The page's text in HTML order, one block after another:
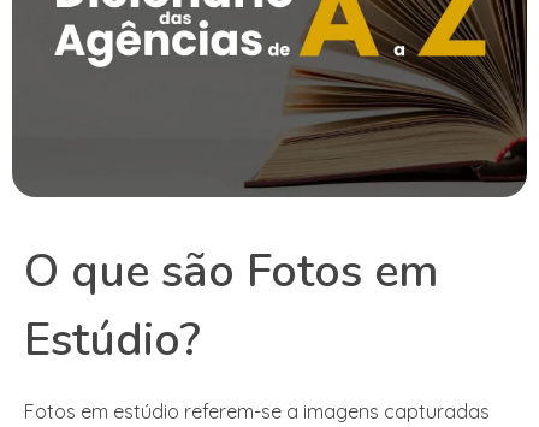
O que são Fotos em
Estúdio?
Fotos em estúdio referem-se a imagens capturadas